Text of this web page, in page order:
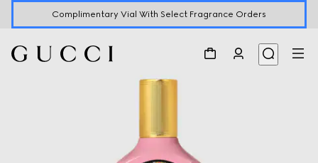
Complimentary Vial With Select Fragrance Orders